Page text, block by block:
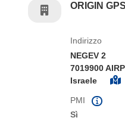
ORIGIN
Indirizzo
NEGEV 2
7019900
Israele
PMI
Sì